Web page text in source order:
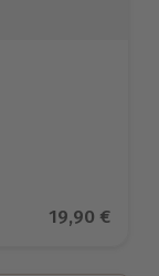
Aktueller
19,90 €